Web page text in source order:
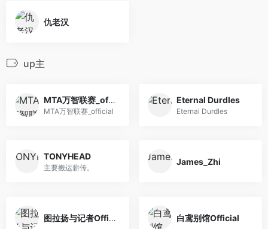
仇老汉
up主
MTA万智联赛_official
MTA万智联赛_official
Eternal Durdles
Eternal Durdles
TONYHEAD
主要搬运薪传。
James_Zhi
图拉扬与记者Official 白鸢别馆Official